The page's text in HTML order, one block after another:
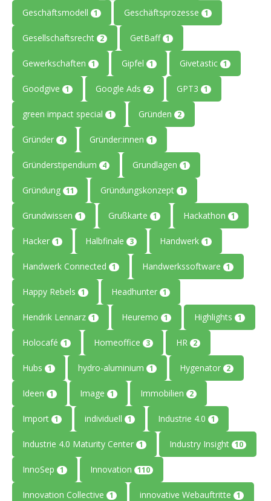
Geschäftsmodell 1 Geschäftsprozesse 1
Gesellschaftsrecht 2 GetBaff 1
Gewerkschaften 1 Gipfel 1 Givetastic 1
Goodgive 1 Google Ads 2 GPT3 1
green impact special 1 Gründen 2
Gründer 4 Gründer:innen 1
Gründerstipendium 4 Grundlagen 1
Gründung 11 Gründungskonzept 1
Grundwissen 1 Grußkarte 1 Hackathon 1
Hacker 1 Halbfinale 3 Handwerk 1
Handwerk Connected 1 Handwerkssoftware 1
Happy Rebels 1 Headhunter 1
Hendrik Lennarz 1 Heuremo 1 Highlights 1
Holocafé 1 Homeoffice 3 HR 2
Hubs 1 hydro-aluminium 1 Hygenator 2
Ideen 1 Image 1 Immobilien 2
Import 1 individuell 1 Industrie 4.0 1
Industrie 4.0 Maturity Center 1 Industry Insight 10
InnoSep 1 Innovation 110
Innovation Collective 1 innovative Webauftritte 1